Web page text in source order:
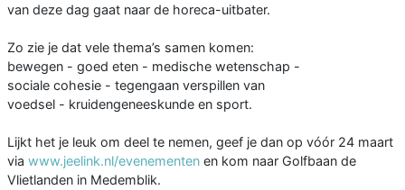
van deze dag gaat naar de horeca-uitbater.
Zo zie je dat vele thema’s samen komen:
bewegen - goed eten - medische wetenschap -
sociale cohesie - tegengaan verspillen van
voedsel - kruidengeneeskunde en sport.
Lijkt het je leuk om deel te nemen, geef je dan op vóór 24 maart
via www.jeelink.nl/evenementen en kom naar Golfbaan de
Vlietlanden in Medemblik.